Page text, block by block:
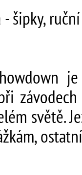
šipky,
světě.